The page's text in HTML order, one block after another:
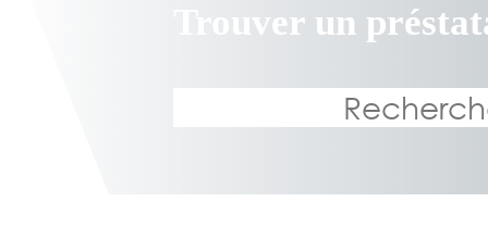
Trouver un